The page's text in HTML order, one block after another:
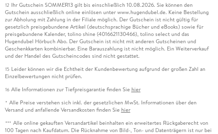
12 Ihr Gutschein SOMMER13 gilt bis einschließlich 10.08.2026. Sie können den
Gutschein ausschließlich online einlösen unter www.hugendubel.de. Keine Bestellung
zur Abholung mit Zahlung in der Filiale möglich. Der Gutschein ist nicht gültig für
gesetzlich preisgebundene Artikel (deutschsprachige Bücher und eBooks) sowie für
preisgebundene Kalender, tolino shine (4016621130466), tolino select und das
Hugendubel Hörbuch Abo. Der Gutschein ist nicht mit anderen Gutscheinen und
Geschenkkarten kombinierbar. Eine Barauszahlung ist nicht möglich. Ein Weiterverkauf
und der Handel des Gutscheincodes sind nicht gestattet.
15 Leider können wir die Echtheit der Kundenbewertung aufgrund der großen Zahl an
Einzelbewertungen nicht prüfen.
16 Alle Informationen zur Tiefpreisgarantie finden Sie hier
* Alle Preise verstehen sich inkl. der gesetzlichen MwSt. Informationen über den
Versand und anfallende Versandkosten finden Sie hier
*** Alle online gekauften Versandartikel beinhalten ein erweitertes Rückgaberecht von
100 Tagen nach Kaufdatum. Die Rücknahme von Bild-, Ton- und Datenträgern ist nur bei